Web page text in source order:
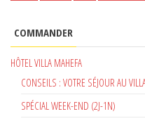
COMMANDER
HÔTEL VILLA MAHEFA
CONSEILS : VOTRE SÉJOUR AU
SPÉCIAL WEEK-END (2J-1N)